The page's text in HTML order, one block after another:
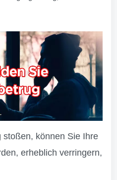
können Sie Ihre
erheblich verringern,